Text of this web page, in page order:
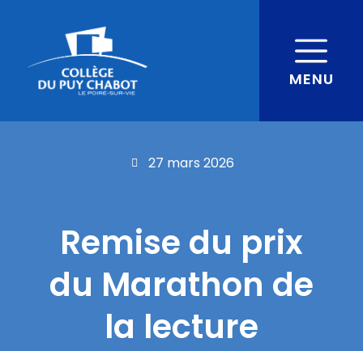
MENU
27 mars 2026
Remise du prix
du Marathon de
la lecture